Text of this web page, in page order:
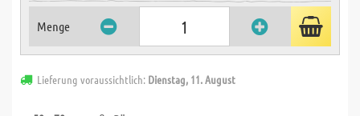
Menge
Lieferung voraussichtlich: Dienstag, 11. August